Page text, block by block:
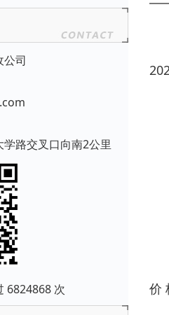
公司
路交叉口向南2公里
6824868 次 价